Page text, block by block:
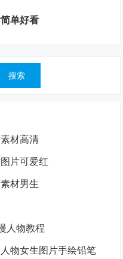
单好看
材高清
片可爱红
材男生
人物教程
物女生图片手绘铅笔